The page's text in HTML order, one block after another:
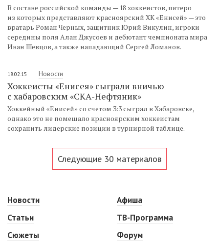
В составе российской команды — 18 хоккеистов, пятеро
из которых представляют красноярский ХК «Енисей» — это
вратарь Роман Черных, защитник Юрий Викулин, игроки
середины поля Алан Джусоев и дебютант чемпионата мира
Иван Шевцов, а также нападающий Сергей Ломанов.
18.02.15 Новости
Хоккеисты «Енисея» сыграли вничью
с хабаровским «СКА-Нефтяник»
Хоккейный «Енисей» со счетом 3:3 сыграл в Хабаровске,
однако это не помешало красноярским хоккеистам
сохранить лидерские позиции в турнирной таблице.
Следующие 30 материалов
Новости
Статьи
Сюжеты
Афиша
ТВ-Программа
Форум